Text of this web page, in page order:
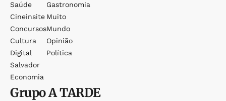
Saúde
Cineinsite
Concursos
Cultura
Digital
Salvador
Economia
Gastronomia
Muito
Mundo
Opinião
Política
GrupoA TARDE